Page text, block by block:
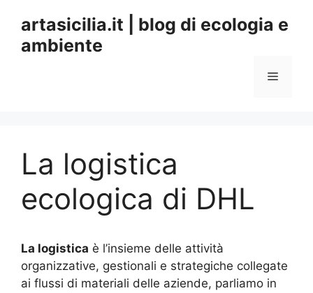
contenuto
artasicilia.it | blog di ecologia e
ambiente
Menu
La logistica
ecologica di DHL
La logistica è l’insieme delle attività
organizzative, gestionali e strategiche collegate
ai flussi di materiali delle aziende, parliamo in